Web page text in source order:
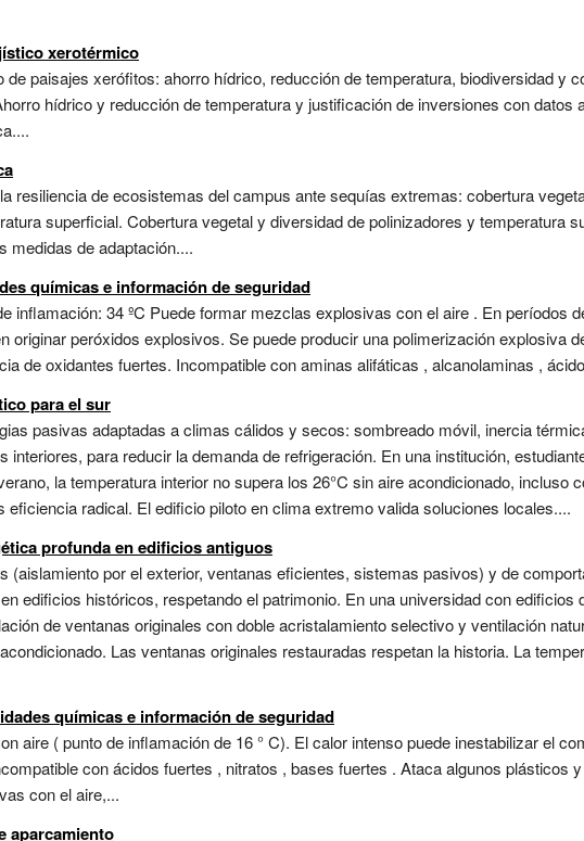
xerotérmico
paisajes xerófitos: ahorro hídrico, reducción de temperatura, biodiversidad y
hídrico y reducción de temperatura y justificación de inversiones con datos
resiliencia de ecosistemas del campus ante sequías extremas: cobertura
superficial. Cobertura vegetal y diversidad de polinizadores y temperatura
medidas de adaptación....
químicas e información de seguridad
inflamación: 34 ºC Puede formar mezclas explosivas con el aire . En períodos
originar peróxidos explosivos. Se puede producir una polimerización explosiva
de oxidantes fuertes. Incompatible con aminas alifáticas , alcanolaminas ,
para el sur
pasivas adaptadas a climas cálidos y secos: sombreado móvil, inercia
interiores, para reducir la demanda de refrigeración. En una institución,
la temperatura interior no supera los 26°C sin aire acondicionado, incluso
eficiencia radical. El edificio piloto en clima extremo valida soluciones locales....
profunda en edificios antiguos
(aislamiento por el exterior, ventanas eficientes, sistemas pasivos) y de
edificios históricos, respetando el patrimonio. En una universidad con edificios
de ventanas originales con doble acristalamiento selectivo y ventilación
Las ventanas originales restauradas respetan la historia. La
químicas e información de seguridad
aire ( punto de inflamación de 16 ° C). El calor intenso puede inestabilizar el
con ácidos fuertes , nitratos , bases fuertes . Ataca algunos plásticos
con el aire,...
aparcamiento